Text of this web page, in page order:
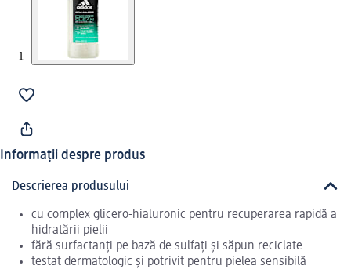
Informații despre produs
Descrierea produsului
cu complex glicero-hialuronic pentru recuperarea rapidă a
hidratării pielii
fără surfactanți pe bază de sulfați și săpun reciclate
testat dermatologic și potrivit pentru pielea sensibilă